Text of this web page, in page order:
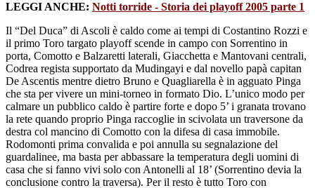
LEGGI ANCHE: Notti torride - Storia dei playoff 2005 parte 1
Il “Del Duca” di Ascoli è caldo come ai tempi di Costantino Rozzi e
il primo Toro targato playoff scende in campo con Sorrentino in
porta, Comotto e Balzaretti laterali, Giacchetta e Mantovani centrali,
Codrea regista supportato da Mudingayi e dal novello papà capitan
De Ascentis mentre dietro Bruno e Quagliarella è in agguato Pinga
che sta per vivere un mini-torneo in formato Dio. L’unico modo per
calmare un pubblico caldo è partire forte e dopo 5’ i granata trovano
la rete quando proprio Pinga raccoglie in scivolata un traversone da
destra col mancino di Comotto con la difesa di casa immobile.
Rodomonti prima convalida e poi annulla su segnalazione del
guardalinee, ma basta per abbassare la temperatura degli uomini di
casa che si fanno vivi solo con Antonelli al 18’ (Sorrentino devia la
conclusione contro la traversa). Per il resto è tutto Toro con